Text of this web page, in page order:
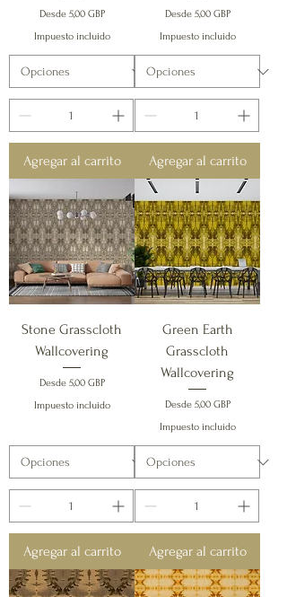
Desde 5,00 GBP
Precio de oferta
Impuesto incluido
Agregar al carrito
Desde 5,00 GBP
Precio de oferta
Impuesto incluido
Agregar al carrito
Stone Grasscloth
Wallcovering
Desde 5,00 GBP
Precio de oferta
Impuesto incluido
Agregar al carrito
Green Earth
Grasscloth
Wallcovering
Desde 5,00 GBP
Precio de oferta
Impuesto incluido
Agregar al carrito